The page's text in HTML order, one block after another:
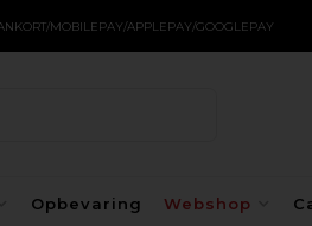
MOBILEPAY/APPLEPAY/GOOGLEPAY
Opbevaring Webshop